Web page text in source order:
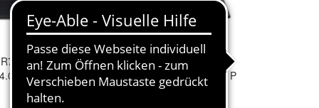
445 16GB
WUXGA
TP L14 G7 AI R7-445 32GB
1TB SSD 14.0 WUXGA W11P